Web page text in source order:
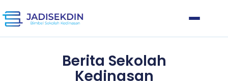
Berita Sekolah
Kedinasan